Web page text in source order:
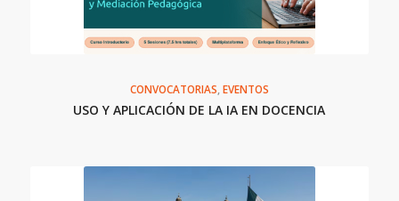
CONVOCATORIAS EVENTOS
USO Y APLICACIÓN DE LA IA EN DOCENCIA